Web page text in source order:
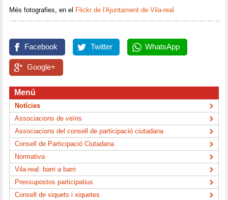
Més fotografies, en el Flickr de l'Ajuntament de Vila-real
Facebook Twitter WhatsApp
Google+
Menú
Notícies
Associacions de veïns
Associacions del consell de participació ciutadana
Consell de Participació Ciutadana
Normativa
Vila-real: barri a barri
Pressupostos participatius
Consell de xiquets i xiquetes